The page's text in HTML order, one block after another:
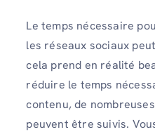
Le temps nécessaire
les réseaux sociaux
cela prend en réalité
réduire le temps
contenu, de
peuvent être suivis.